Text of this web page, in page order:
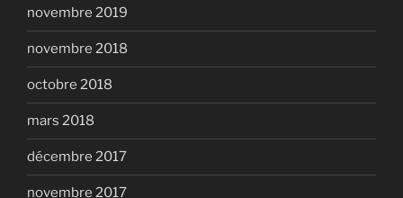
novembre 2019
novembre 2018
octobre 2018
mars 2018
décembre 2017
novembre 2017